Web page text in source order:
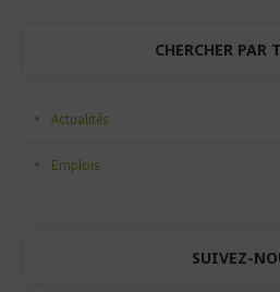
CHERCHER PAR
Actualités
Emplois
SUIVEZ-